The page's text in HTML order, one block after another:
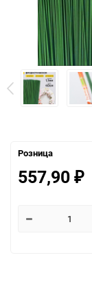
Розница
557,90 ₽